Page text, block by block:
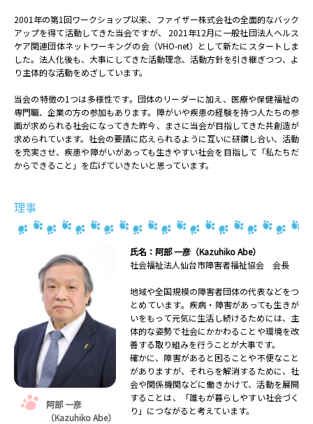
2001年の第1回ワークショップ以来、ファイザー株式会社の全面的なバック
アップを得て活動してきた当会ですが、 2021年12月に一般社団法人ヘルス
ケア関連団体ネットワーキングの会（VHO-net）として新たにスタートしま
した。法人化後も、大事にしてきた活動理念、活動方針を引き継ぎつつ、よ
り主体的な活動をめざしています。
当会の特徴の1つは多様性です。団体のリーダーに加え、医療や保健福祉の
専門職、企業の方の参加もあります。障がいや疾患の経験を持つ人たちの参
画が求められる社会になってきた昨今、まさに当会が目指してきた共創造が
求められています。社会の要請に応えられるように互いに研鑽し合い、活動
を充実させ、疾患や障がいがあっても生きやすい社会を目指して「私たちだ
からできること」を広げていきたいと思っています。
理事
阿部 一彦
（Kazuhiko Abe）
氏名：阿部 一彦（Kazuhiko Abe）
社会福祉法人仙台市障害者福祉協会 会長
地域や全国規模の障害者団体の代表などをつ
とめています。疾病・障害があっても生きが
いをもって元気に生活し続けるためには、主
体的な姿勢で社会にかかわることや環境を改
善する取り組みを行うことが大事です。
確かに、障害があると困ることや不便なこと
がありますが、それらを解消するために、社
会や関係機関などに働きかけて、活動を展開
することは、「誰もが暮らしやすい社会づく
り」につながると考えています。